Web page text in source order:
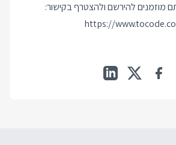
מוזמנים להירשם ולהצטרף בקישור:
https://